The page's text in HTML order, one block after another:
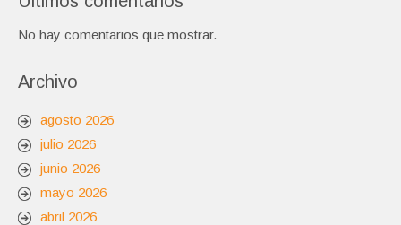
No hay comentarios que mostrar.
Archivo
agosto 2026
julio 2026
junio 2026
mayo 2026
abril 2026